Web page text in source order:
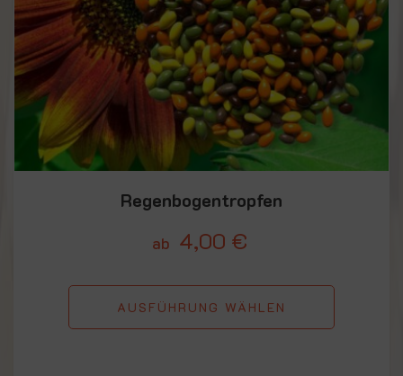
Regenbogentropfen
ab 4,00 €
AUSFÜHRUNG WÄHLEN